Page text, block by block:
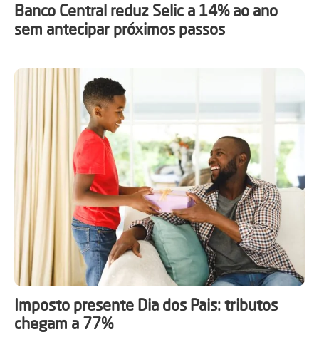
Banco Central reduz Selic a 14% ao ano
sem antecipar próximos passos
Imposto presente Dia dos Pais: tributos
chegam a 77%